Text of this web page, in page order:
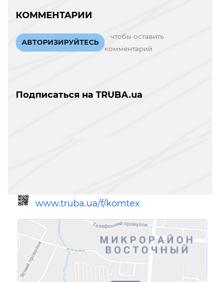
КОММЕНТАРИИ
АВТОРИЗИРУЙТЕСЬ
чтобы оставить
комментарий
Подписаться на TRUBA.ua
www.truba.ua/f/komtex